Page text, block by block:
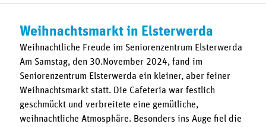
Weihnachtsmarkt in Elsterwerda
Weihnachtliche Freude im Seniorenzentrum Elsterwerda
Am Samstag, den 30.November 2024, fand im
Seniorenzentrum Elsterwerda ein kleiner, aber feiner
Weihnachtsmarkt statt. Die Cafeteria war festlich
geschmückt und verbreitete eine gemütliche,
weihnachtliche Atmosphäre. Besonders ins Auge fiel die